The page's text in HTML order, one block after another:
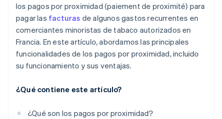
los pagos por proximidad (paiement de proximité) para
pagar las facturas de algunos gastos recurrentes en
comerciantes minoristas de tabaco autorizados en
Francia. En este artículo, abordamos las principales
funcionalidades de los pagos por proximidad, incluido
su funcionamiento y sus ventajas.
¿Qué contiene este artículo?
¿Qué son los pagos por proximidad?